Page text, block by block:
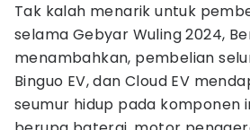
Tak kalah menarik untuk
selama Gebyar Wuling 2024,
menambahkan, pembelian
Binguo EV, dan Cloud EV
seumur hidup pada komponen